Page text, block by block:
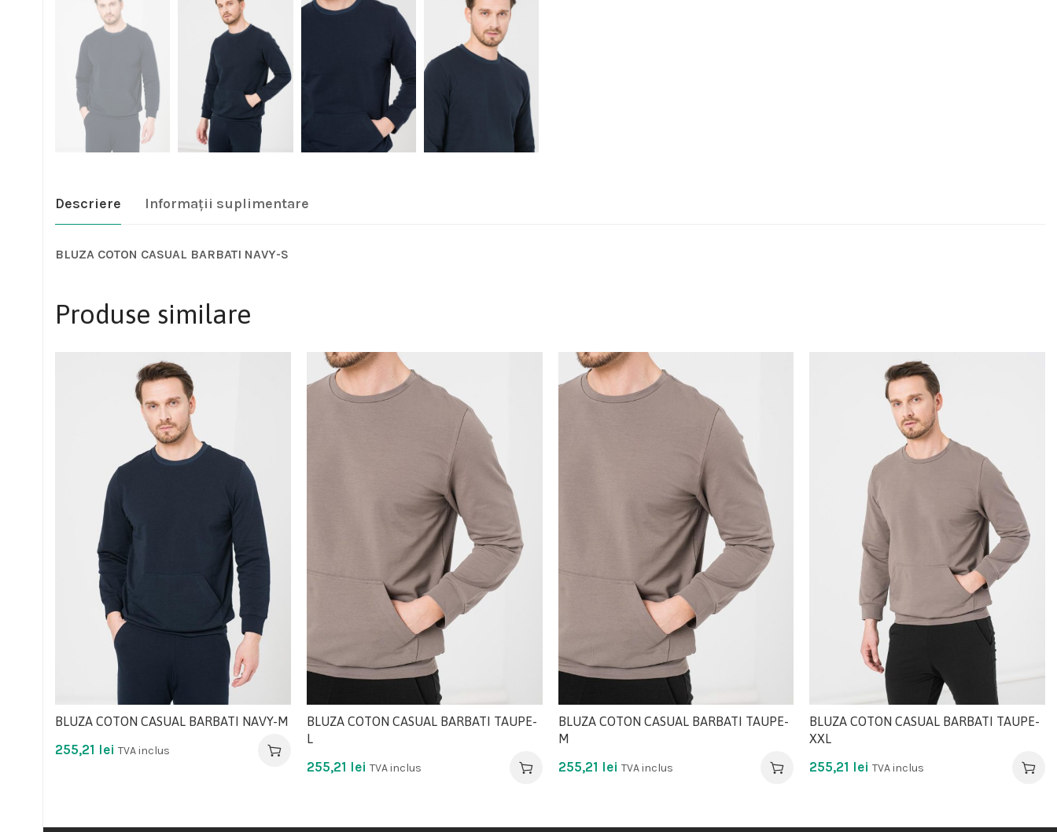
Descriere Informații suplimentare
BLUZA COTON CASUAL BARBATI NAVY-S
Produse similare
BLUZA COTON CASUAL BARBATI NAVY-M
255,21 lei TVA inclus
BLUZA COTON CASUAL BARBATI TAUPE-
L
255,21 lei TVA inclus
BLUZA COTON CASUAL BARBATI TAUPE-
M
255,21 lei TVA inclus
BLUZA COTON CASUAL BARBATI TAUPE-
XXL
255,21 lei TVA inclus